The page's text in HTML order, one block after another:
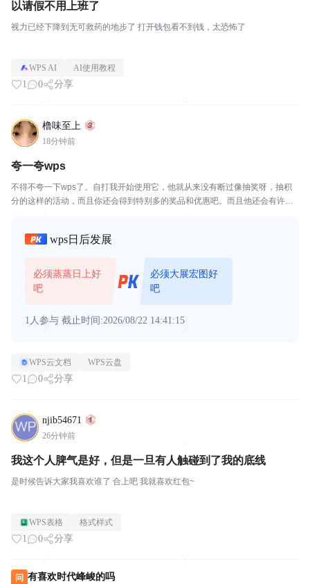
以请假不用上班了
视力已经下降到无可救药的地步了 打开钱包看不到钱，太恐怖了
WPS AI AI使用教程
1 0 分享
橹味至上
18分钟前
夸一夸wps
不得不夸一下wps了。自打我开始使用它，他就从来没有断过像抽奖呀，抽积
分的这样的活动，而且你还会得到特别多的奖品和优惠吧。而且他还会有许多
wps日后发展
必须蒸蒸日上好
吧
必须大展宏图好
吧
1人参与 截止时间:2026/08/22 14:41:15
WPS云文档 WPS云盘
1 0 分享
njib54671
26分钟前
我这个人脾气是好，但是一旦有人触碰到了我的底线
是时候告诉大家我喜欢谁了 合上吧 我就喜欢红包~
WPS表格 格式样式
1 0 分享
问 有喜欢时代峰峻的吗